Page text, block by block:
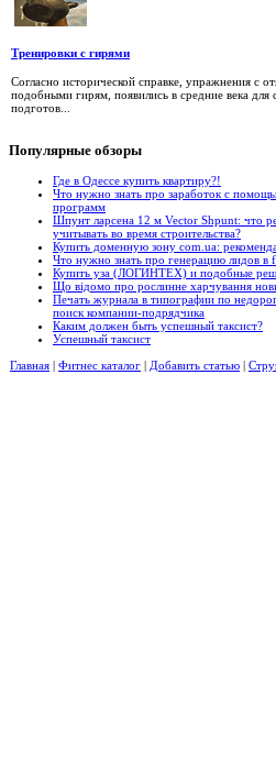
Тренировки с гирями
Согласно исторической справке, упражнения с
подобными гирям, появились в средние века для
подготов...
Популярные обзоры
Где в Одессе купить квартиру?!
Что нужно знать про заработок с
программ
Шпунт ларсена 12 м Vector Shpunt: что
учитывать во время строительства?
Купить доменную зону com.ua:
Что нужно знать про генерацию лидов в
Купить уза (ЛОГИНТЕХ) и подобные
Що відомо про рослинне харчування
Печать журнала в типографии по
поиск компании-подрядчика
Каким должен быть успешный таксист?
Успешный таксист
Главная | Фитнес каталог | Добавить статью |